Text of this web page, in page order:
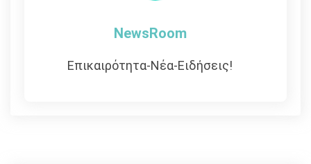
NewsRoom
Επικαιρότητα-Νέα-Ειδήσεις!